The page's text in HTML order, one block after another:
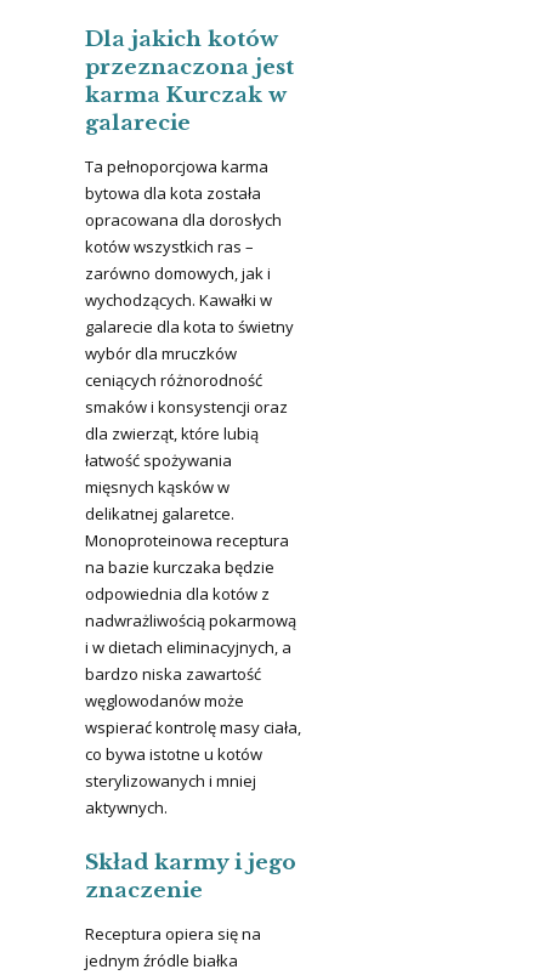
Dla jakich kotów
przeznaczona jest
karma Kurczak w
galarecie
Ta pełnoporcjowa karma
bytowa dla kota została
opracowana dla dorosłych
kotów wszystkich ras –
zarówno domowych, jak i
wychodzących. Kawałki w
galarecie dla kota to świetny
wybór dla mruczków
ceniących różnorodność
smaków i konsystencji oraz
dla zwierząt, które lubią
łatwość spożywania
mięsnych kąsków w
delikatnej galaretce.
Monoproteinowa receptura
na bazie kurczaka będzie
odpowiednia dla kotów z
nadwrażliwością pokarmową
i w dietach eliminacyjnych, a
bardzo niska zawartość
węglowodanów może
wspierać kontrolę masy ciała,
co bywa istotne u kotów
sterylizowanych i mniej
aktywnych.
Skład karmy i jego
znaczenie
Receptura opiera się na
jednym źródle białka